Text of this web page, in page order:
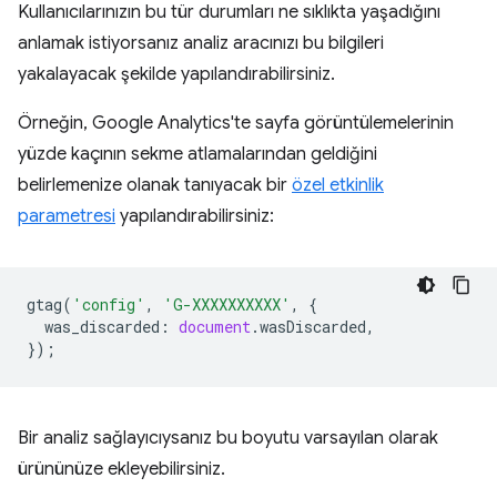
Kullanıcılarınızın bu tür durumları ne sıklıkta yaşadığını
anlamak istiyorsanız analiz aracınızı bu bilgileri
yakalayacak şekilde yapılandırabilirsiniz.
Örneğin, Google Analytics'te sayfa görüntülemelerinin
yüzde kaçının sekme atlamalarından geldiğini
belirlemenize olanak tanıyacak bir özel etkinlik
parametresi yapılandırabilirsiniz:
gtag( 'config' , 'G-XXXXXXXXXX' ,
{
was_discarded : document.wasDiscarded,
});
Bir analiz sağlayıcıysanız bu boyutu varsayılan olarak
ürününüze ekleyebilirsiniz.